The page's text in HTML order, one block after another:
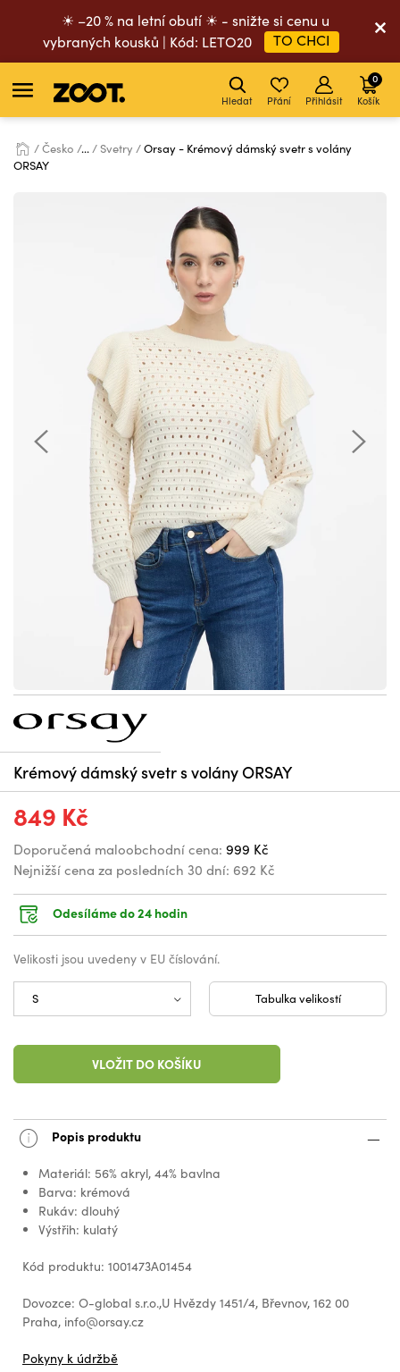
☀ –20 % na letní obutí ☀ - snižte si cenu u
vybraných kousků | Kód: LETO20
TO CHCI
Hledat Přání Přihlásit Košík
0
Česko ... Svetry
Orsay - Krémový dámský svetr s volány
ORSAY
Krémový dámský svetr s volány ORSAY
849 Kč
Doporučená maloobchodní cena: 999 Kč
Nejnižší cena za posledních 30 dní: 692 Kč
Odesíláme do 24 hodin
Velikosti jsou uvedeny v EU číslování.
Tabulka velikostí
VLOŽIT DO KOŠÍKU
Popis produktu
Materiál: 56% akryl, 44% bavlna
Barva: krémová
Rukáv: dlouhý
Výstřih: kulatý
Kód produktu: 1001473A01454
Dovozce: O-global s.r.o.,U Hvězdy 1451/4, Břevnov, 162 00
Praha, info@orsay.cz
Pokyny k údržbě